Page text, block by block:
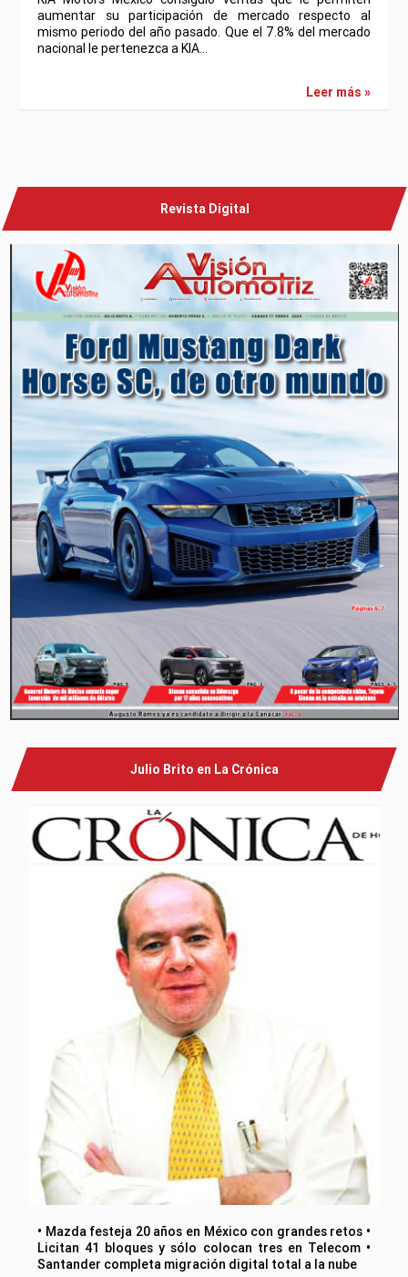
aumentar su participación de mercado respecto al
mismo periodo del año pasado. Que el 7.8% del mercado
nacional le pertenezca a KIA…
Leer más »
Revista Digital
Julio Brito en La Crónica
• Mazda festeja 20 años en México con grandes retos •
Licitan 41 bloques y sólo colocan tres en Telecom •
Santander completa migración digital total a la nube